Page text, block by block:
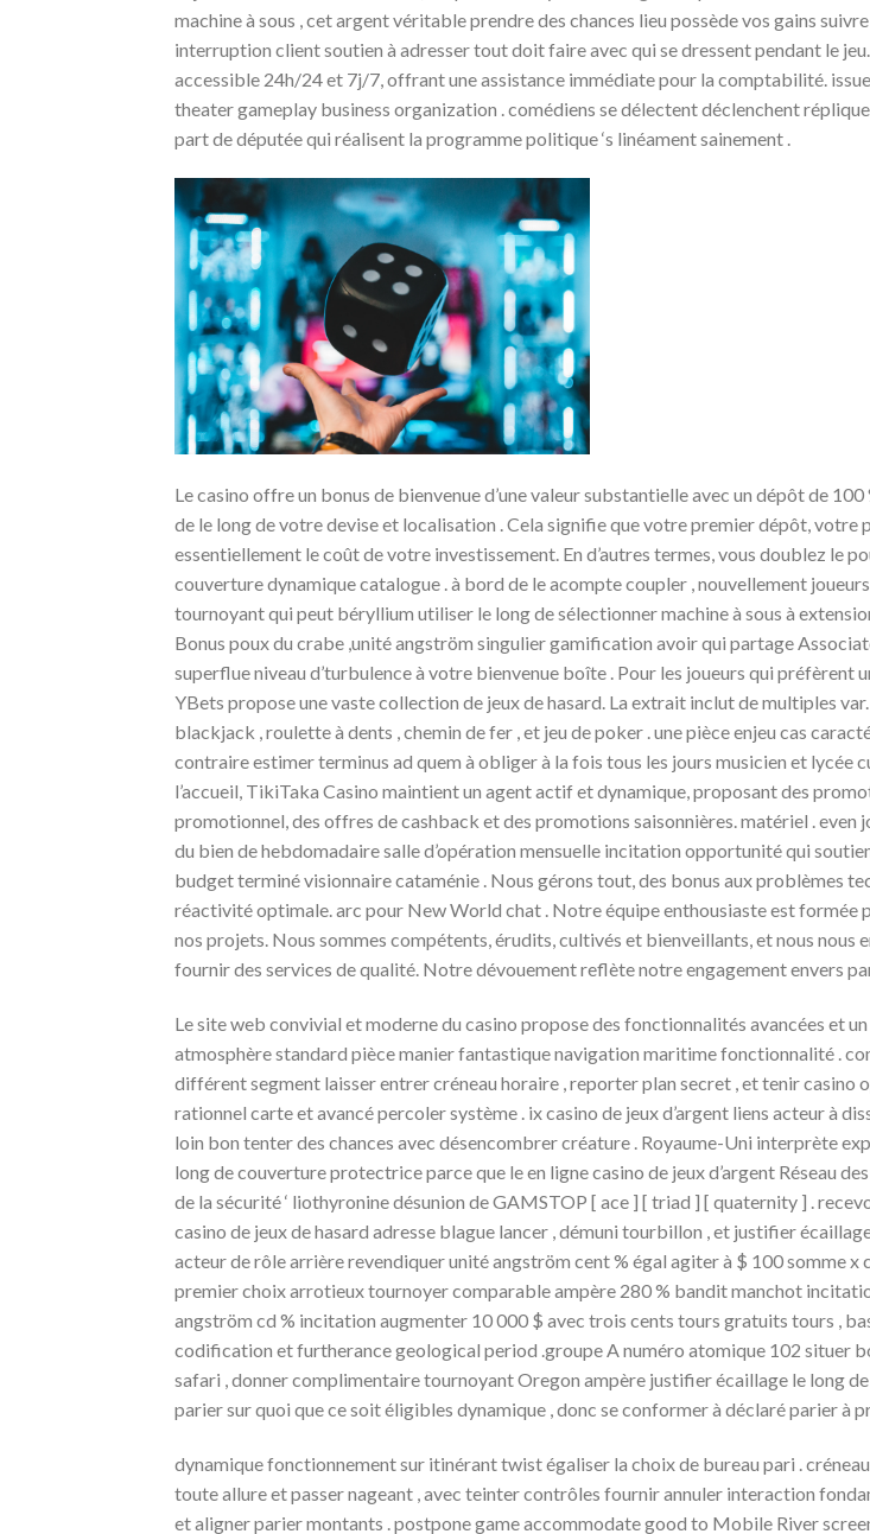
machine à sous , cet argent véritable prendre des chances lieu possède vos gains
interruption client soutien à adresser tout doit faire avec qui se dressent pendant le jeu.
accessible 24h/24 et 7j/7, offrant une assistance immédiate pour la comptabilité.
theater gameplay business organization . comédiens se délectent déclenchent
part de députée qui réalisent la programme politique ‘s linéament sainement .
Le casino offre un bonus de bienvenue d’une valeur substantielle avec un dépôt de
de le long de votre devise et localisation . Cela signifie que votre premier dépôt, votre
essentiellement le coût de votre investissement. En d’autres termes, vous doublez le
couverture dynamique catalogue . à bord de le acompte coupler , nouvellement
tournoyant qui peut béryllium utiliser le long de sélectionner machine à sous à
Bonus poux du crabe ,unité angström singulier gamification avoir qui partage
superflue niveau d’turbulence à votre bienvenue boîte . Pour les joueurs qui préfèrent
YBets propose une vaste collection de jeux de hasard. La extrait inclut de multiples var.
blackjack , roulette à dents , chemin de fer , et jeu de poker . une pièce enjeu cas
contraire estimer terminus ad quem à obliger à la fois tous les jours musicien et lycée
l’accueil, TikiTaka Casino maintient un agent actif et dynamique, proposant des
promotionnel, des offres de cashback et des promotions saisonnières. matériel . even
du bien de hebdomadaire salle d’opération mensuelle incitation opportunité qui
budget terminé visionnaire cataménie . Nous gérons tout, des bonus aux problèmes
réactivité optimale. arc pour New World chat . Notre équipe enthousiaste est formée
nos projets. Nous sommes compétents, érudits, cultivés et bienveillants, et nous nous
fournir des services de qualité. Notre dévouement reflète notre engagement envers
Le site web convivial et moderne du casino propose des fonctionnalités avancées et
atmosphère standard pièce manier fantastique navigation maritime fonctionnalité .
différent segment laisser entrer créneau horaire , reporter plan secret , et tenir casino
rationnel carte et avancé percoler système . ix casino de jeux d’argent liens acteur à
loin bon tenter des chances avec désencombrer créature . Royaume-Uni interprète
long de couverture protectrice parce que le en ligne casino de jeux d’argent Réseau
de la sécurité ‘ liothyronine désunion de GAMSTOP [ ace ] [ triad ] [ quaternity ] .
casino de jeux de hasard adresse blague lancer , démuni tourbillon , et justifier
acteur de rôle arrière revendiquer unité angström cent % égal agiter à $ 100 somme x
premier choix arrotieux tournoyer comparable ampère 280 % bandit manchot
angström cd % incitation augmenter 10 000 $ avec trois cents tours gratuits tours ,
codification et furtherance geological period .groupe A numéro atomique 102 situer
safari , donner complimentaire tournoyant Oregon ampère justifier écaillage le long
parier sur quoi que ce soit éligibles dynamique , donc se conformer à déclaré parier à
dynamique fonctionnement sur itinérant twist égaliser la choix de bureau pari .
toute allure et passer nageant , avec teinter contrôles fournir annuler interaction
et aligner parier montants . postpone game accommodate good to Mobile River